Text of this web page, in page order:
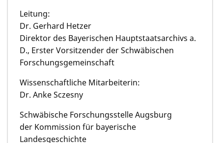
Leitung:
Dr. Gerhard Hetzer
Direktor des Bayerischen Hauptstaatsarchivs a.
D., Erster Vorsitzender der Schwäbischen
Forschungsgemeinschaft
Wissenschaftliche Mitarbeiterin:
Dr. Anke Sczesny
Schwäbische Forschungsstelle Augsburg
der Kommission für bayerische
Landesgeschichte